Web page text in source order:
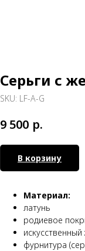
Серьги с
SKU: LF-A-G
9 500 р.
В корзину
Материал:
латунь
родиевое
фурнитура